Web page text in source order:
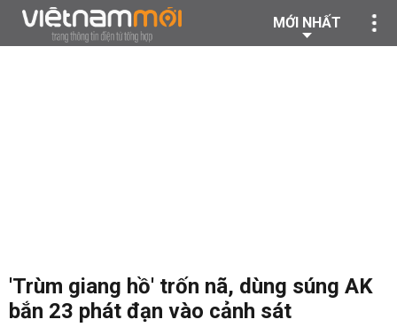
MỚI NHẤT
'Trùm giang hồ' trốn nã, dùng súng AK
bắn 23 phát đạn vào cảnh sát